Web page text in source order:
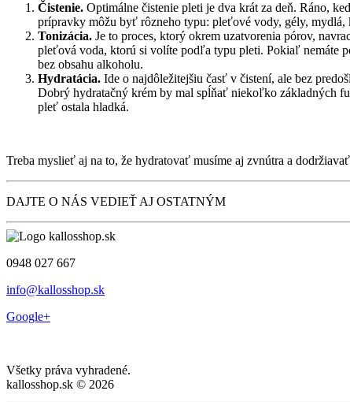
Čistenie. Optimálne čistenie pleti je dva krát za deň. Ráno,
prípravky môžu byť rôzneho typu: pleťové vody, gély,
Tonizácia. Je to proces, ktorý okrem uzatvorenia pórov,
pleťová voda, ktorú si volíte podľa typu pleti. Pokiaľ nemáte
bez obsahu alkoholu.
Hydratácia. Ide o najdôležitejšiu časť v čistení, ale bez
Dobrý hydratačný krém by mal spĺňať niekoľko základných
pleť ostala hladká.
Treba myslieť aj na to, že hydratovať musíme aj zvnútra a
DAJTE O NÁS VEDIEŤ AJ OSTATNÝM
0948 027 667
info@kallosshop.sk
Google+
Všetky práva vyhradené.
kallosshop.sk © 2026